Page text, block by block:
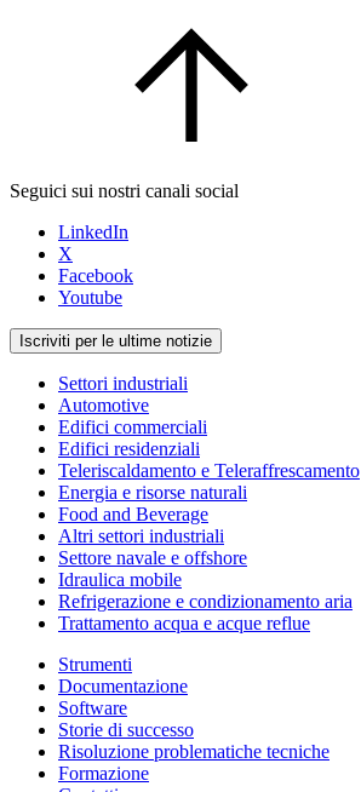
Seguici sui nostri canali social
LinkedIn
X
Facebook
Youtube
Iscriviti per le ultime notizie
Settori industriali
Automotive
Edifici commerciali
Edifici residenziali
Teleriscaldamento e Teleraffrescamento
Energia e risorse naturali
Food and Beverage
Altri settori industriali
Settore navale e offshore
Idraulica mobile
Refrigerazione e condizionamento aria
Trattamento acqua e acque reflue
Strumenti
Documentazione
Software
Storie di successo
Risoluzione problematiche tecniche
Formazione